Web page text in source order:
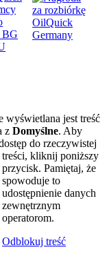
wyświetlana jest treść
z Domyślne. Aby
do rzeczywistej
treści, kliknij poniższy
przycisk. Pamiętaj, że
spowoduje to
udostępnienie danych
zewnętrznym
operatorom.
Odblokuj treść